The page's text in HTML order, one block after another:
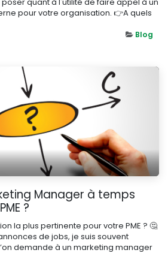
pour votre organisation. 👉A quels
Blog
Manager à temps
?
la plus pertinente pour votre PME ? 🤔
de jobs, je suis souvent
demande à un marketing manager